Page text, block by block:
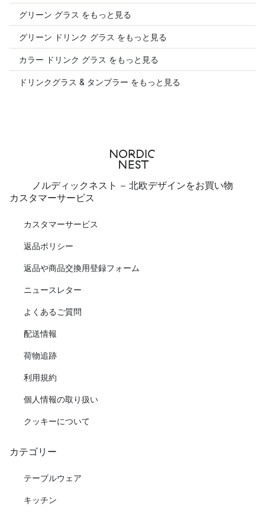
グリーン グラス をもっと見る
グリーン ドリンク グラス をもっと見る
カラー ドリンク グラス をもっと見る
ドリンクグラス & タンブラー をもっと見る
ノルディックネスト - 北欧デザインをお買い物
カスタマーサービス
カスタマーサービス
返品ポリシー
返品や商品交換用登録フォーム
ニュースレター
よくあるご質問
配送情報
荷物追跡
利用規約
個人情報の取り扱い
クッキーについて
カテゴリー
テーブルウェア
キッチン